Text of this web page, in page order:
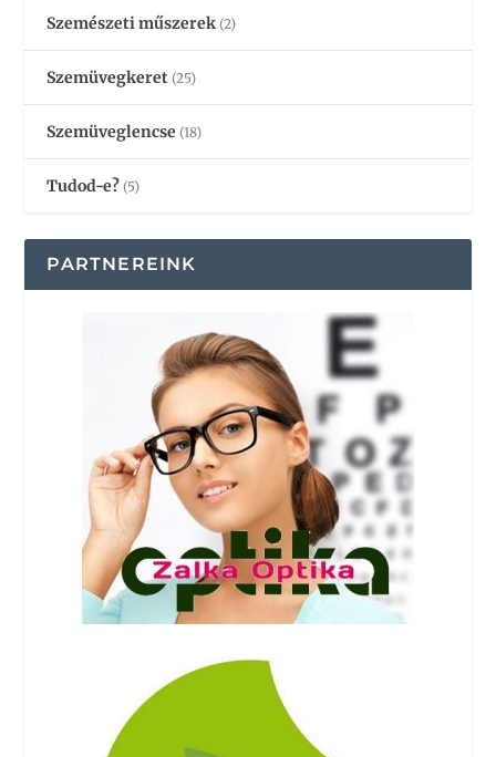
Szemészeti műszerek (2)
Szemüvegkeret (25)
Szemüveglencse (18)
Tudod-e? (5)
PARTNEREINK